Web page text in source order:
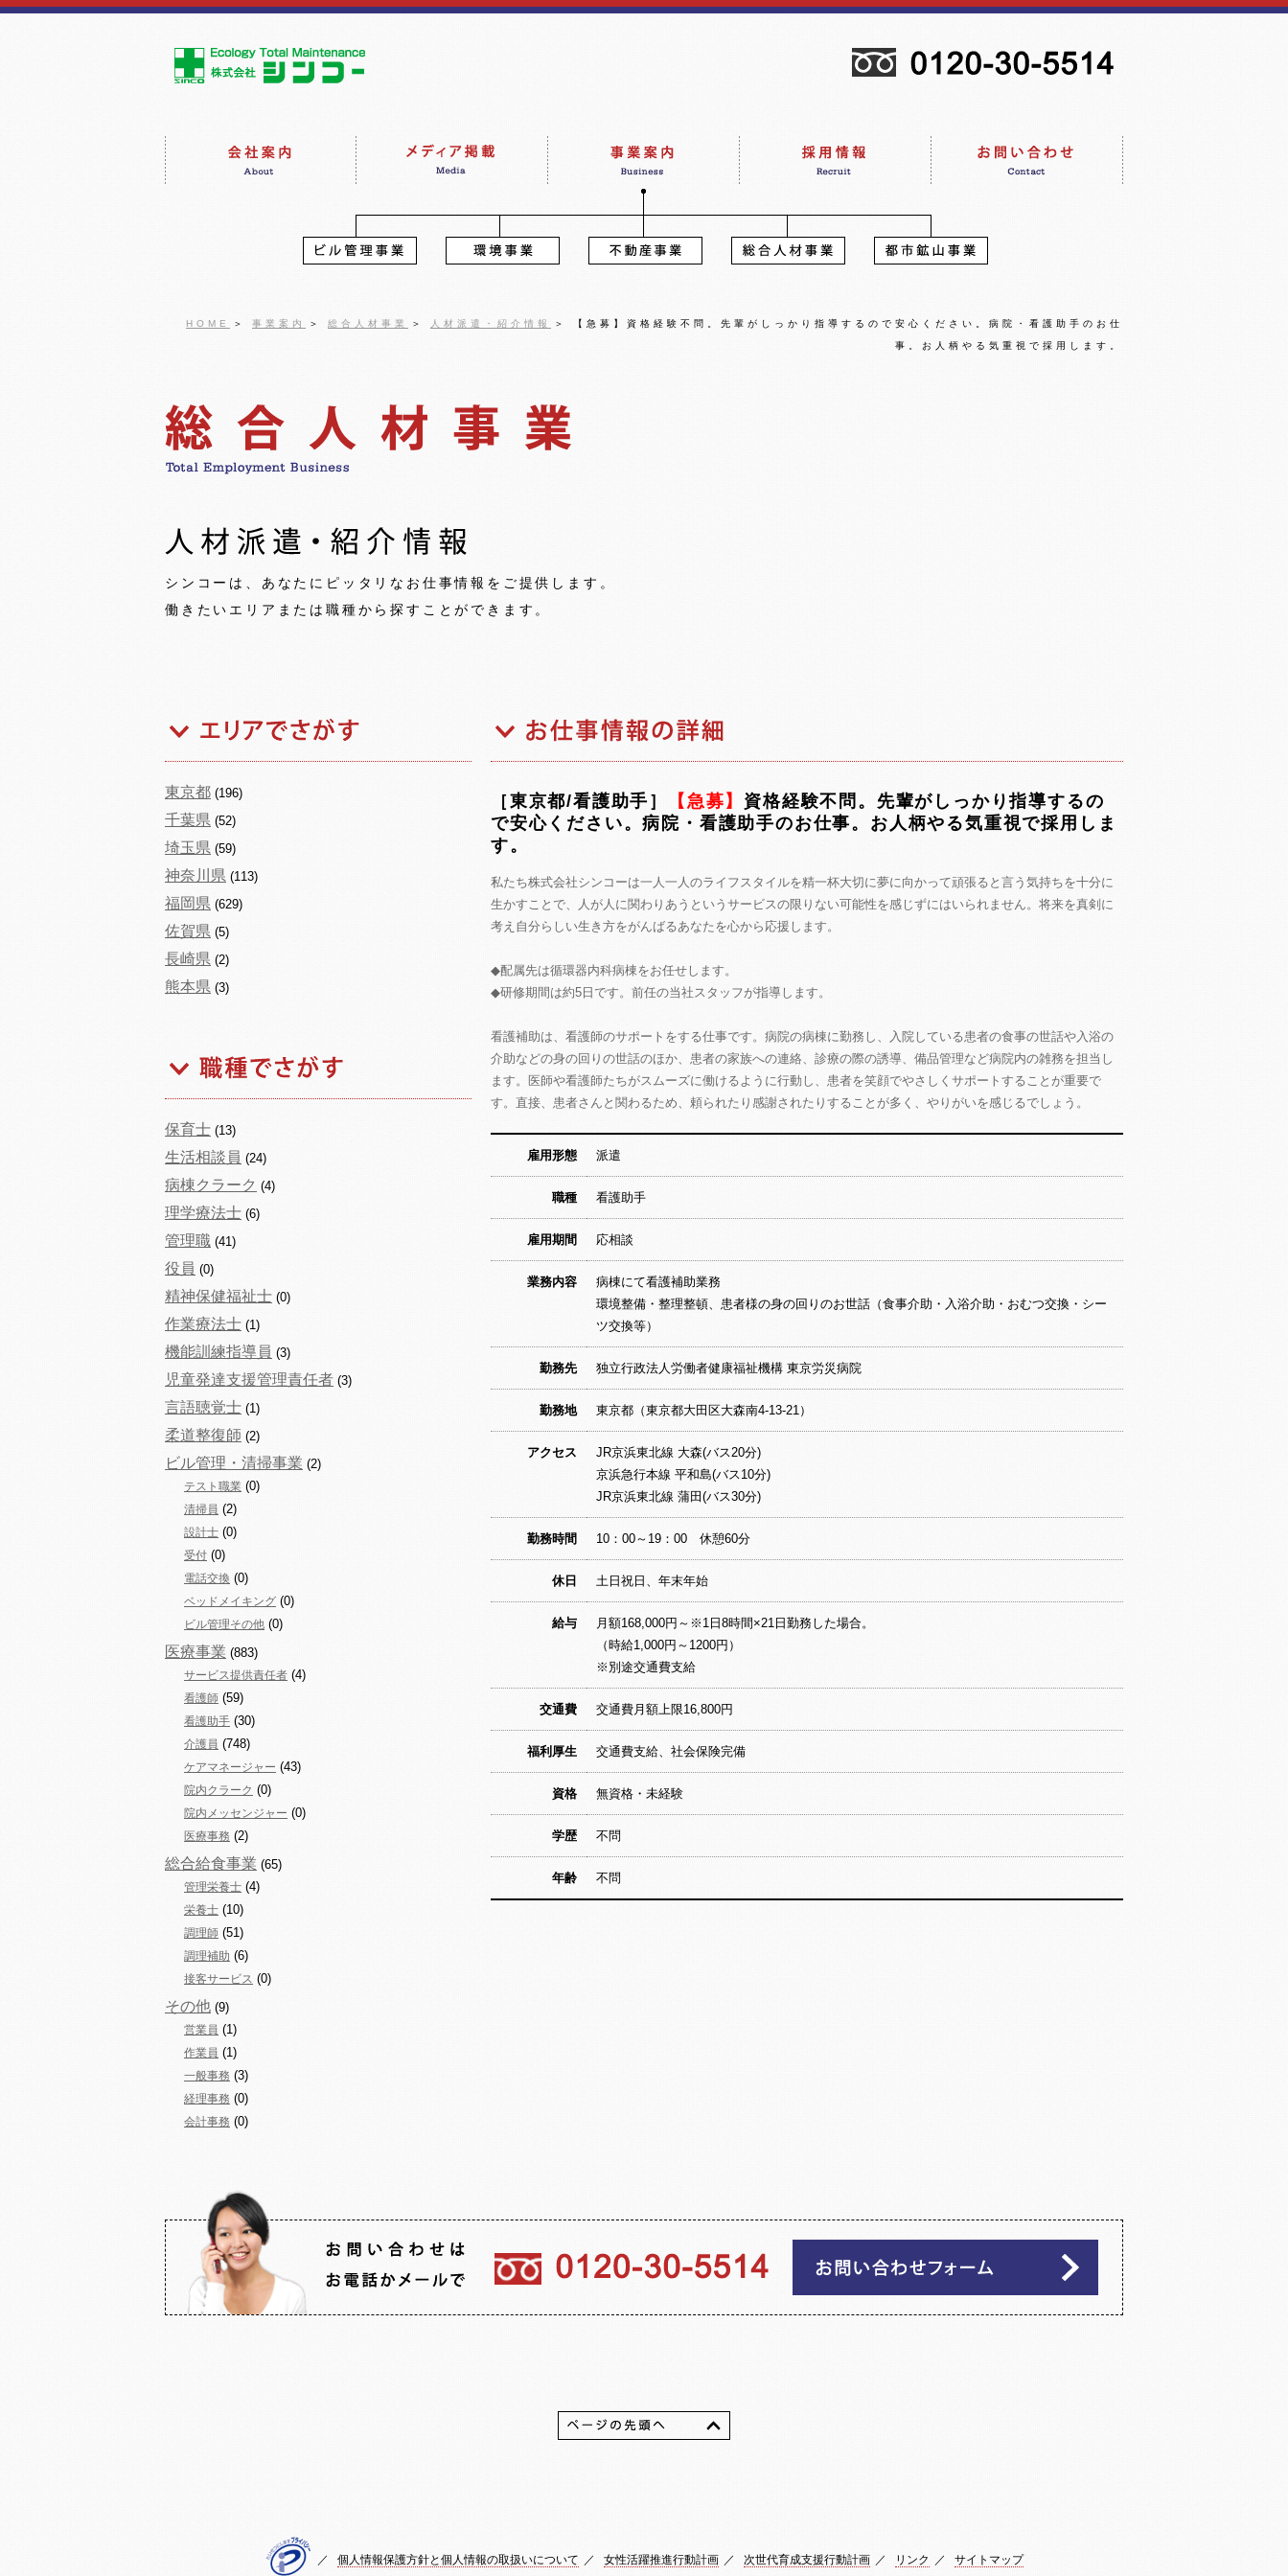
HOME ＞ 事業案内 ＞ 総合人材事業 ＞ 人材派遣・紹介情報 ＞ 【急募】資格経験不問。先輩がしっかり指導するので安心ください。病院・看護助手のお仕
事。お人柄やる気重視で採用します。
シンコーは、あなたにピッタリなお仕事情報をご提供します。
働きたいエリアまたは職種から探すことができます。
東京都 (196)
千葉県 (52)
埼玉県 (59)
神奈川県 (113)
福岡県 (629)
佐賀県 (5)
長崎県 (2)
熊本県 (3)
保育士 (13)
生活相談員 (24)
病棟クラーク (4)
理学療法士 (6)
管理職 (41)
役員 (0)
精神保健福祉士 (0)
作業療法士 (1)
機能訓練指導員 (3)
児童発達支援管理責任者 (3)
言語聴覚士 (1)
柔道整復師 (2)
ビル管理・清掃事業 (2)
テスト職業 (0)
清掃員 (2)
設計士 (0)
受付 (0)
電話交換 (0)
ベッドメイキング (0)
ビル管理その他 (0)
医療事業 (883)
サービス提供責任者 (4)
看護師 (59)
看護助手 (30)
介護員 (748)
ケアマネージャー (43)
院内クラーク (0)
院内メッセンジャー (0)
医療事務 (2)
総合給食事業 (65)
管理栄養士 (4)
栄養士 (10)
調理師 (51)
調理補助 (6)
接客サービス (0)
その他 (9)
営業員 (1)
作業員 (1)
一般事務 (3)
経理事務 (0)
会計事務 (0)
［東京都/看護助手］ 【急募】 資格経験不問。先輩がしっかり指導するの
で安心ください。病院・看護助手のお仕事。お人柄やる気重視で採用しま
す。
私たち株式会社シンコーは一人一人のライフスタイルを精一杯大切に夢に向かって頑張ると言う気持ちを十分に
生かすことで、人が人に関わりあうというサービスの限りない可能性を感じずにはいられません。将来を真剣に
考え自分らしい生き方をがんばるあなたを心から応援します。
◆配属先は循環器内科病棟をお任せします。
◆研修期間は約5日です。前任の当社スタッフが指導します。
看護補助は、看護師のサポートをする仕事です。病院の病棟に勤務し、入院している患者の食事の世話や入浴の
介助などの身の回りの世話のほか、患者の家族への連絡、診療の際の誘導、備品管理など病院内の雑務を担当し
ます。医師や看護師たちがスムーズに働けるように行動し、患者を笑顔でやさしくサポートすることが重要で
す。直接、患者さんと関わるため、頼られたり感謝されたりすることが多く、やりがいを感じるでしょう。
雇用形態 派遣
職種 看護助手
雇用期間 応相談
業務内容
病棟にて看護補助業務
環境整備・整理整頓、患者様の身の回りのお世話（食事介助・入浴介助・おむつ交換・シー
ツ交換等）
勤務先 独立行政法人労働者健康福祉機構 東京労災病院
勤務地 東京都（東京都大田区大森南4-13-21）
アクセス
JR京浜東北線 大森(バス20分)
京浜急行本線 平和島(バス10分)
JR京浜東北線 蒲田(バス30分)
勤務時間 10：00～19：00 休憩60分
休日 土日祝日、年末年始
給与
月額168,000円～※1日8時間×21日勤務した場合。
（時給1,000円～1200円）
※別途交通費支給
交通費 交通費月額上限16,800円
福利厚生 交通費支給、社会保険完備
資格 無資格・未経験
学歴 不問
年齢 不問
／ 個人情報保護方針と個人情報の取扱いについて ／ 女性活躍推進行動計画 ／ 次世代育成支援行動計画 ／ リンク ／ サイトマップ